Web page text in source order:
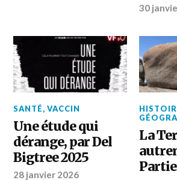
30
SANTÉ,VACCIN
Une étude qui
dérange, par Del
Bigtree 2025
28 janvier 2026
La
Partie